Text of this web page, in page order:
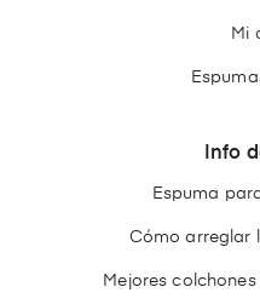
Mi
Info
Espuma
Cómo arreglar
Mejores